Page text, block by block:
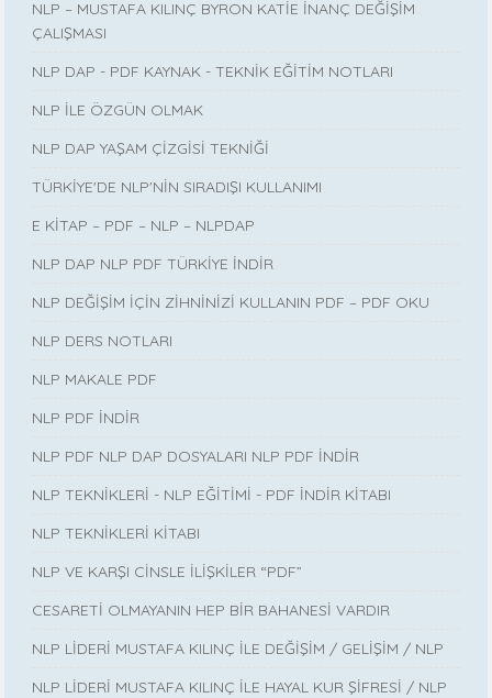
NLP – MUSTAFA KILINÇ BYRON KATİE İNANÇ DEĞİŞİM
ÇALIŞMASI
NLP DAP - PDF KAYNAK - TEKNİK EĞİTİM NOTLARI
NLP İLE ÖZGÜN OLMAK
NLP DAP YAŞAM ÇİZGİSİ TEKNİĞİ
TÜRKİYE'DE NLP'NİN SIRADIŞI KULLANIMI
E KİTAP – PDF – NLP – NLPDAP
NLP DAP NLP PDF TÜRKİYE İNDİR
NLP DEĞİŞİM İÇİN ZİHNİNİZİ KULLANIN PDF – PDF OKU
NLP DERS NOTLARI
NLP MAKALE PDF
NLP PDF İNDİR
NLP PDF NLP DAP DOSYALARI NLP PDF İNDİR
NLP TEKNİKLERİ - NLP EĞİTİMİ - PDF İNDİR KİTABI
NLP TEKNİKLERİ KİTABI
NLP VE KARŞI CİNSLE İLİŞKİLER “PDF”
CESARETİ OLMAYANIN HEP BİR BAHANESİ VARDIR
NLP LİDERİ MUSTAFA KILINÇ İLE DEĞİŞİM / GELİŞİM / NLP
NLP LİDERİ MUSTAFA KILINÇ İLE HAYAL KUR ŞİFRESİ / NLP